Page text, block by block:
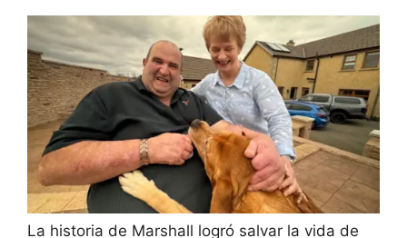
La historia de Marshall logró salvar la vida de